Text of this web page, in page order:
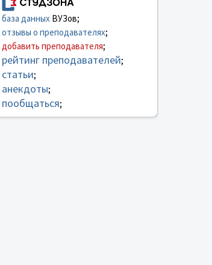
база данныхВУЗов;
отзывы о преподавателях;
добавить преподавателя;
рейтинг преподавателей;
статьи;
анекдоты;
пообщаться;